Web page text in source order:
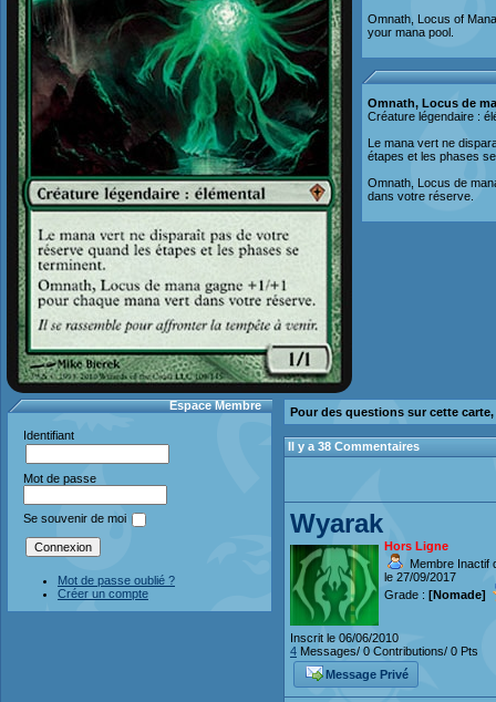
Omnath, Locus of
your mana pool.
Omnath, Locus de
Créature légendaire :
Le mana vert ne
étapes et les phases
Omnath, Locus de
dans votre réserve.
Espace Membre
Identifiant
Mot de passe
Se souvenir de moi
Mot de passe oublié ?
Créer un compte
Pour des questions sur cette
Il y a 38 Commentaires
Wyarak
Hors Ligne
Membre Inactif
le 27/09/2017
Grade : [Nomade]
Inscrit le 06/06/2010
4 Messages/ 0 Contributions/ 0 Pts
Message Privé